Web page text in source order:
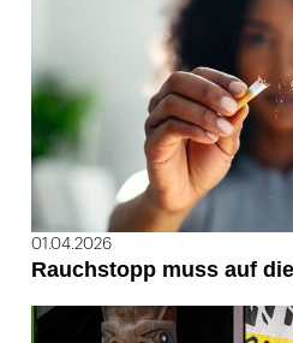
01.04.2026
Rauchstopp muss auf